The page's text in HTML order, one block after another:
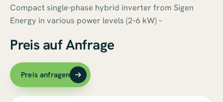
Compact single-phase hybrid inverter from Sigen
Energy in various power levels (2–6 kW) –
Preis auf Anfrage
Preis anfragen